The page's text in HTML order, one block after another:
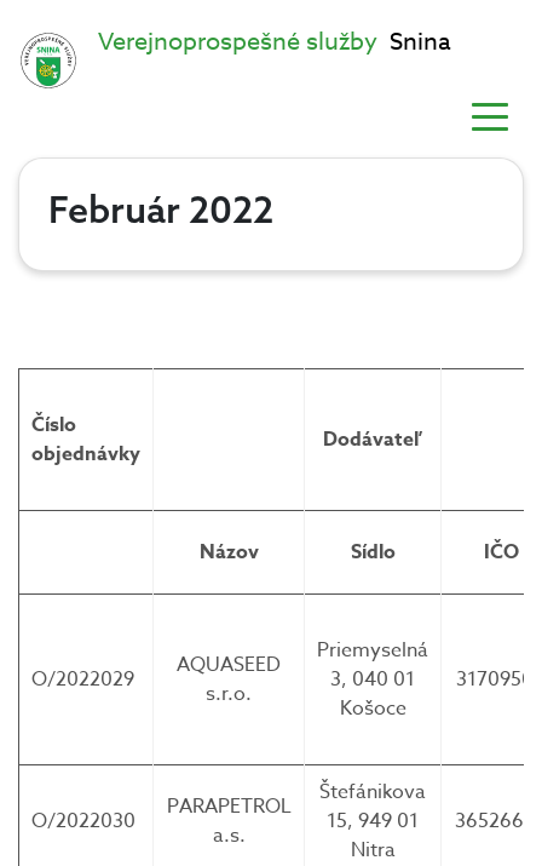
Verejnoprospešné služby Snina
Február 2022
Číslo
objednávky
Dodávateľ
Názov Sídlo IČO
O/2022029
AQUASEED
s.r.o.
Priemyselná
3, 040 01
Košoce
O/2022030
PARAPETROL
a.s.
Štefánikova
15, 949 01
Nitra